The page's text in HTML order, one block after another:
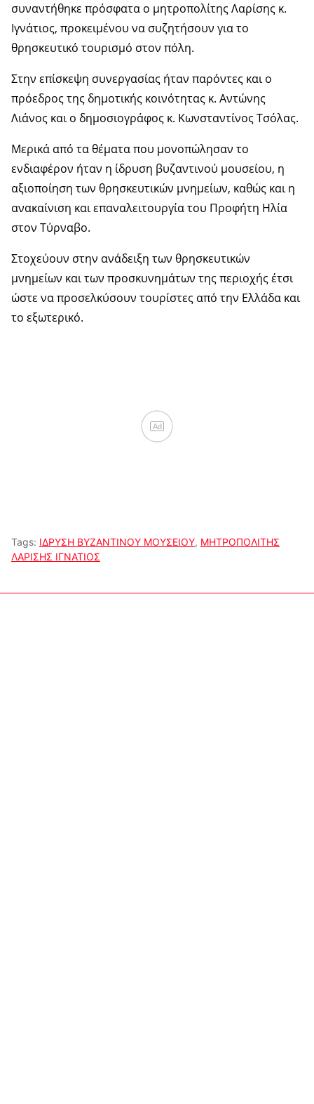
συναντήθηκε πρόσφατα ο μητροπολίτης Λαρίσης κ.
Ιγνάτιος, προκειμένου να συζητήσουν για το
θρησκευτικό τουρισμό στον πόλη.
Στην επίσκεψη συνεργασίας ήταν παρόντες και ο
πρόεδρος της δημοτικής κοινότητας κ. Αντώνης
Λιάνος και ο δημοσιογράφος κ. Κωνσταντίνος Τσόλας.
Μερικά από τα θέματα που μονοπώλησαν το
ενδιαφέρον ήταν η ίδρυση βυζαντινού μουσείου, η
αξιοποίηση των θρησκευτικών μνημείων, καθώς και η
ανακαίνιση και επαναλειτουργία του Προφήτη Ηλία
στον Τύρναβο.
Στοχεύουν στην ανάδειξη των θρησκευτικών
μνημείων και των προσκυνημάτων της περιοχής έτσι
ώστε να προσελκύσουν τουρίστες από την Ελλάδα και
το εξωτερικό.
Ad
Tags: ΙΔΡΥΣΗ ΒΥΖΑΝΤΙΝΟΥ ΜΟΥΣΕΙΟΥ, ΜΗΤΡΟΠΟΛΙΤΗΣ
ΛΑΡΙΣΗΣ ΙΓΝΑΤΙΟΣ